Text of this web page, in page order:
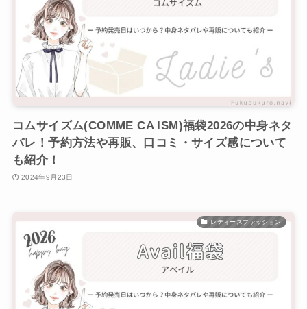
コムサイズム(COMME CA ISM)福袋2026の中身ネタ
バレ！予約方法や再販、口コミ・サイズ感について
も紹介！
2024年9月23日
レディースファッション